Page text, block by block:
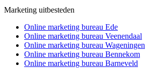
Marketing uitbesteden
Online marketing bureau Ede
Online marketing bureau Veenendaal
Online marketing bureau Wageningen
Online marketing bureau Bennekom
Online marketing bureau Barneveld